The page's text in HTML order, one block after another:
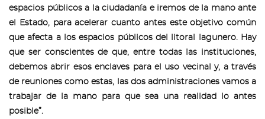
espacios públicos a la ciudadanía e iremos de la mano ante
el Estado, para acelerar cuanto antes este objetivo común
que afecta a los espacios públicos del litoral lagunero. Hay
que ser conscientes de que, entre todas las instituciones,
debemos abrir esos enclaves para el uso vecinal y, a través
de reuniones como estas, las dos administraciones vamos a
trabajar de la mano para que sea una realidad lo antes
posible”.